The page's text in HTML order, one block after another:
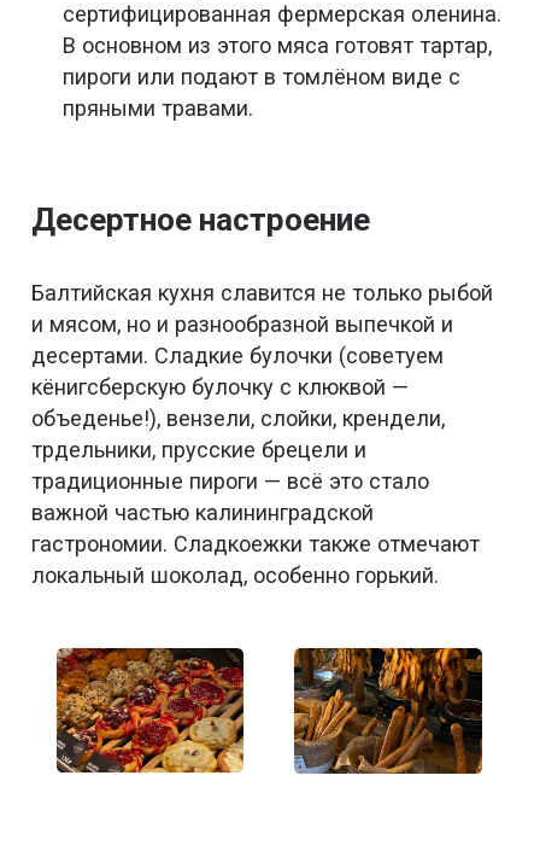
сертифицированная фермерская оленина.
В основном из этого мяса готовят тартар,
пироги или подают в томлёном виде с
пряными травами.
Десертное настроение
Балтийская кухня славится не только рыбой
и мясом, но и разнообразной выпечкой и
десертами. Сладкие булочки (советуем
кёнигсберскую булочку с клюквой —
объеденье!), вензели, слойки, крендели,
трдельники, прусские брецели и
традиционные пироги — всё это стало
важной частью калининградской
гастрономии. Сладкоежки также отмечают
локальный шоколад, особенно горький.